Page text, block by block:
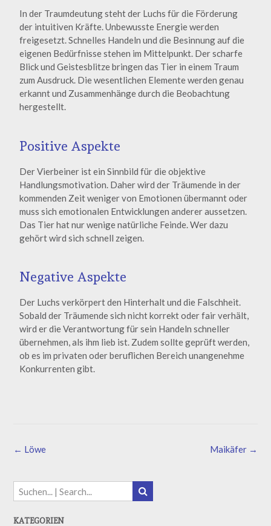
In der Traumdeutung steht der Luchs für die Förderung
der intuitiven Kräfte. Unbewusste Energie werden
freigesetzt. Schnelles Handeln und die Besinnung auf die
eigenen Bedürfnisse stehen im Mittelpunkt. Der scharfe
Blick und Geistesblitze bringen das Tier in einem Traum
zum Ausdruck. Die wesentlichen Elemente werden genau
erkannt und Zusammenhänge durch die Beobachtung
hergestellt.
Positive Aspekte
Der Vierbeiner ist ein Sinnbild für die objektive
Handlungsmotivation. Daher wird der Träumende in der
kommenden Zeit weniger von Emotionen übermannt oder
muss sich emotionalen Entwicklungen anderer aussetzen.
Das Tier hat nur wenige natürliche Feinde. Wer dazu
gehört wird sich schnell zeigen.
Negative Aspekte
Der Luchs verkörpert den Hinterhalt und die Falschheit.
Sobald der Träumende sich nicht korrekt oder fair verhält,
wird er die Verantwortung für sein Handeln schneller
übernehmen, als ihm lieb ist. Zudem sollte geprüft werden,
ob es im privaten oder beruflichen Bereich unangenehme
Konkurrenten gibt.
Maikäfer →
← Löwe
KATEGORIEN